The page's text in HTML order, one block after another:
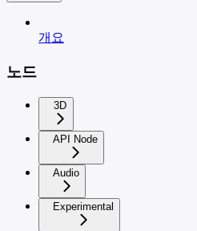
개요
노드
3D
API Node
Audio
Experimental